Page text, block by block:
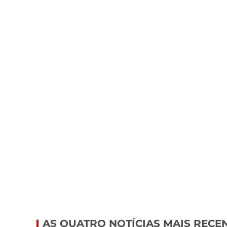
AS QUATRO NOTÍCIAS MAIS